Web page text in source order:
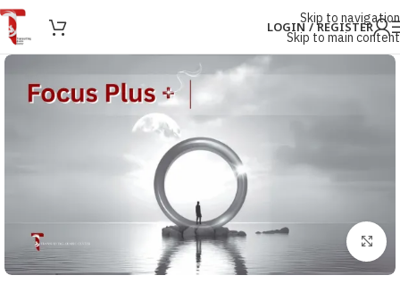
Skip to navigation
Skip to main content
LOGIN / REGISTER
Click to enlarge